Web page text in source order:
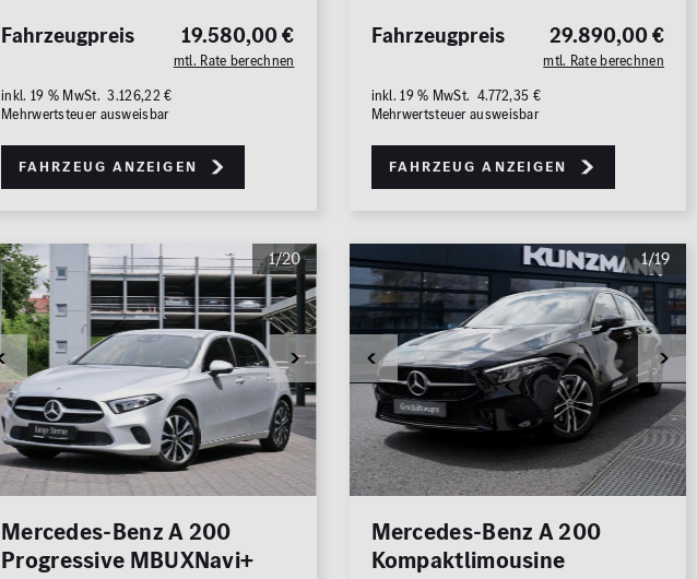
19.580,00 €
mtl. Rate berechnen
Fahrzeugpreis
inkl. 19 % MwSt. 3.126,22 €
Mehrwertsteuer ausweisbar
Fahrzeug anzeigen
29.890,00 €
mtl. Rate berechnen
Fahrzeugpreis
inkl. 19 % MwSt. 4.772,35 €
Mehrwertsteuer ausweisbar
Fahrzeug anzeigen
1/20
Mercedes-Benz A 200
Progressive MBUXNavi+
1/19
Mercedes-Benz A 200
Kompaktlimousine